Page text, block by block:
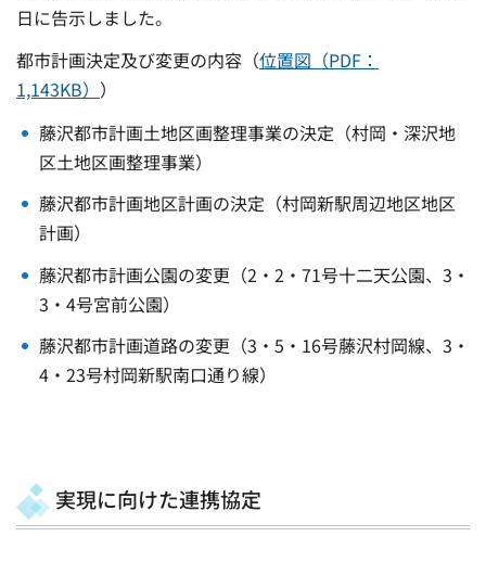
日に告示しました。
都市計画決定及び変更の内容（位置図（PDF：
1,143KB） ）
藤沢都市計画土地区画整理事業の決定（村岡・深沢地
区土地区画整理事業）
藤沢都市計画地区計画の決定（村岡新駅周辺地区地区
計画）
藤沢都市計画公園の変更（2・2・71号十二天公園、3・
3・4号宮前公園）
藤沢都市計画道路の変更（3・5・16号藤沢村岡線、3・
4・23号村岡新駅南口通り線）
実現に向けた連携協定